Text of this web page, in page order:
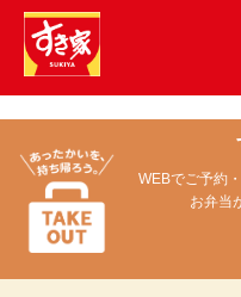
WEBでご予約
お弁当